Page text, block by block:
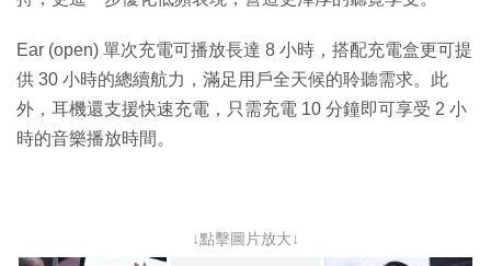
Ear (open) 單次充電可播放長達 8 小時，搭配充電盒更可提
供 30 小時的總續航力，滿足用戶全天候的聆聽需求。此
外，耳機還支援快速充電，只需充電 10 分鐘即可享受 2 小
時的音樂播放時間。
↓點擊圖片放大↓